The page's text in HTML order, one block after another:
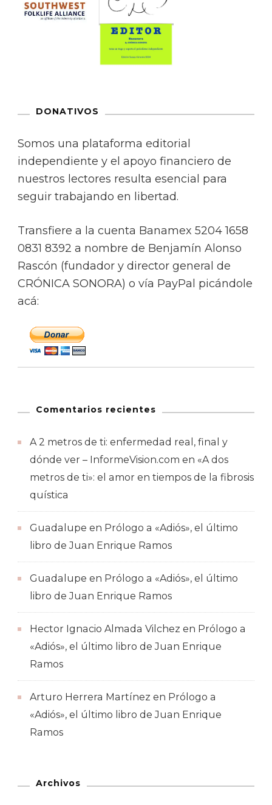
DONATIVOS
Somos una plataforma editorial
independiente y el apoyo financiero de
nuestros lectores resulta esencial para
seguir trabajando en libertad.
Transfiere a la cuenta Banamex 5204 1658
0831 8392 a nombre de Benjamín Alonso
Rascón (fundador y director general de
CRÓNICA SONORA) o vía PayPal picándole
acá:
Comentarios recientes
A 2 metros de ti: enfermedad real, final y
dónde ver – InformeVision.com en «A dos
metros de ti»: el amor en tiempos de la fibrosis
quística
Guadalupe en Prólogo a «Adiós», el último
libro de Juan Enrique Ramos
Guadalupe en Prólogo a «Adiós», el último
libro de Juan Enrique Ramos
Hector Ignacio Almada Vilchez en Prólogo a
«Adiós», el último libro de Juan Enrique
Ramos
Arturo Herrera Martínez en Prólogo a
«Adiós», el último libro de Juan Enrique
Ramos
Archivos